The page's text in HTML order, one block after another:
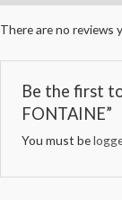
There are no reviews
Be the first to
FONTAINE”
You must be